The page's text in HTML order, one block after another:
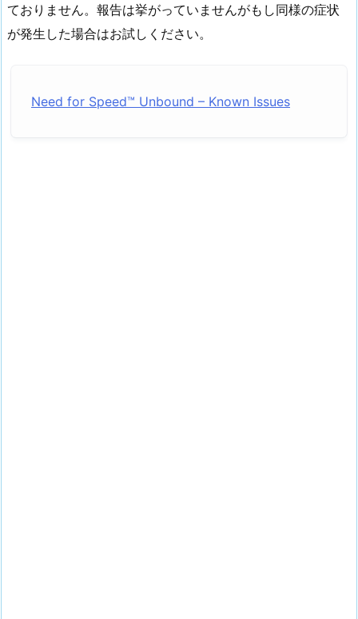
ておりません。報告は挙がっていませんがもし同様の症状
が発生した場合はお試しください。
Need for Speed™ Unbound – Known Issues